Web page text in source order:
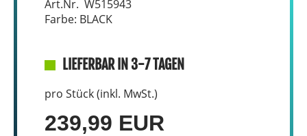
Art.Nr. W515943
Farbe: BLACK
LIEFERBAR IN 3-7 TAGEN
pro Stück (inkl. MwSt.)
239,99 EUR